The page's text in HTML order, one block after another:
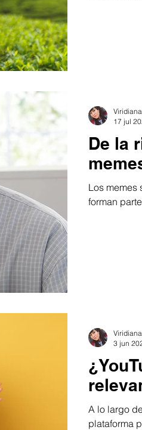
De la
Los memes
forman
17 jul
A lo largo
plataforma
3 jun